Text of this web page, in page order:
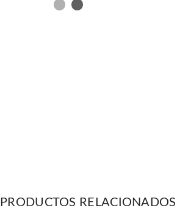
PRODUCTOS RELACIONADOS